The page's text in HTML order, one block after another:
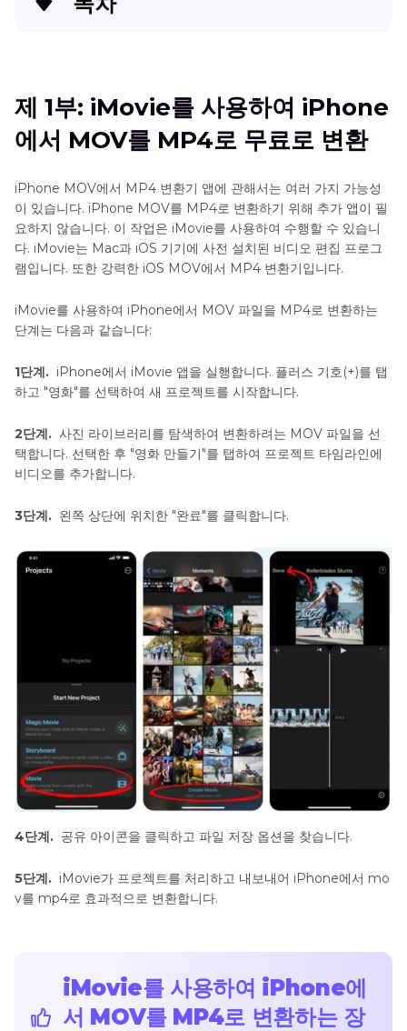
제 2부: MovP4를 사용하여 iPhone에서 MOV를
MP4로 변경
제 3부: 온라인 변환기를 통해 iPhone에서 MOV를
MP4로 변환
제 4부: 데스크톱 프로그램을 사용하여 iPhone에서
MOV를 MP4로 일괄 변환
제 5부: iPhone에서 MOV를 MP4로 변환하는 것에 대
한 자주 묻는 질문
제 1부: iMovie를 사용하여 iPhone
에서 MOV를 MP4로 무료로 변환
iPhone MOV에서 MP4 변환기 앱에 관해서는 여러 가지 가능성
이 있습니다. iPhone MOV를 MP4로 변환하기 위해 추가 앱이 필
요하지 않습니다. 이 작업은 iMovie를 사용하여 수행할 수 있습니
다. iMovie는 Mac과 iOS 기기에 사전 설치된 비디오 편집 프로그
램입니다. 또한 강력한 iOS MOV에서 MP4 변환기입니다.
iMovie를 사용하여 iPhone에서 MOV 파일을 MP4로 변환하는
단계는 다음과 같습니다:
1단계. iPhone에서 iMovie 앱을 실행합니다. 플러스 기호(+)를 탭
하고 "영화"를 선택하여 새 프로젝트를 시작합니다.
2단계. 사진 라이브러리를 탐색하여 변환하려는 MOV 파일을 선
택합니다. 선택한 후 "영화 만들기"를 탭하여 프로젝트 타임라인에
비디오를 추가합니다.
3단계. 왼쪽 상단에 위치한 "완료"를 클릭합니다.
4단계. 공유 아이콘을 클릭하고 파일 저장 옵션을 찾습니다.
5단계. iMovie가 프로젝트를 처리하고 내보내어 iPhone에서 mo
v를 mp4로 효과적으로 변환합니다.
iMovie를 사용하여 iPhone에
서 MOV를 MP4로 변환하는 장